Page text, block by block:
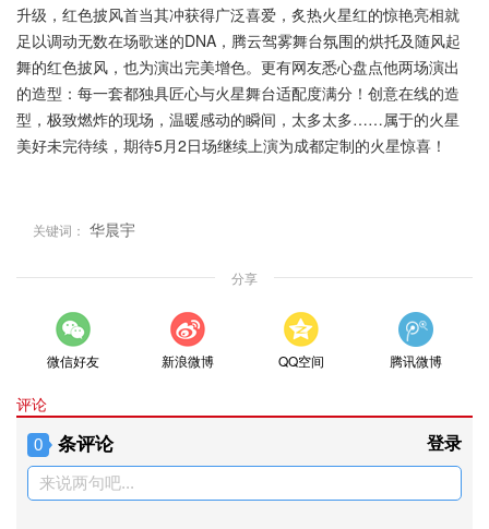
升级，红色披风首当其冲获得广泛喜爱，炙热火星红的惊艳亮相就
足以调动无数在场歌迷的DNA，腾云驾雾舞台氛围的烘托及随风起
舞的红色披风，也为演出完美增色。更有网友悉心盘点他两场演出
的造型：每一套都独具匠心与火星舞台适配度满分！创意在线的造
型，极致燃炸的现场，温暖感动的瞬间，太多太多……属于的火星
美好未完待续，期待5月2日场继续上演为成都定制的火星惊喜！
关键词： 华晨宇
分享
微信好友 新浪微博 QQ空间 腾讯微博
评论
0 条评论 登录
来说两句吧...